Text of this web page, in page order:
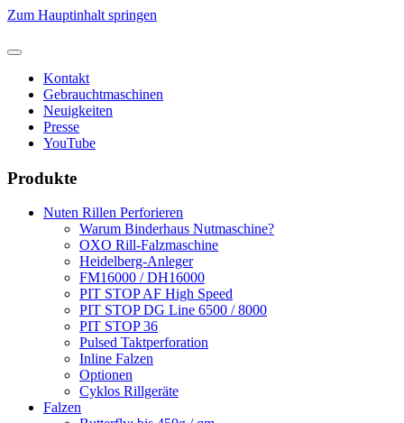
Zum Hauptinhalt springen
Kontakt
Gebrauchtmaschinen
Neuigkeiten
Presse
YouTube
Produkte
Nuten Rillen Perforieren
Warum Binderhaus Nutmaschine?
OXO Rill-Falzmaschine
Heidelberg-Anleger
FM16000 / DH16000
PIT STOP AF High Speed
PIT STOP DG Line 6500 / 8000
PIT STOP 36
Pulsed Taktperforation
Inline Falzen
Optionen
Cyklos Rillgeräte
Falzen